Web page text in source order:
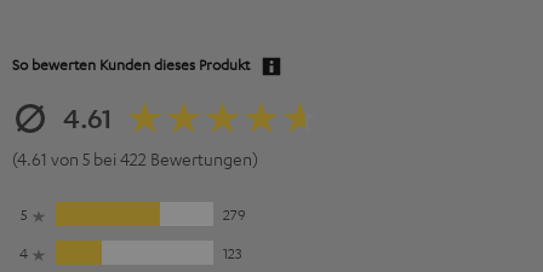
So bewerten Kunden dieses Produkt
4.61
(4.61 von 5 bei 422 Bewertungen)
5
279
4
123